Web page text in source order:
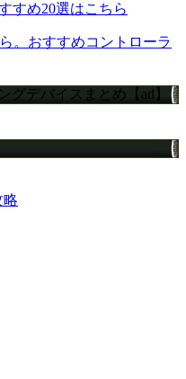
すめ20選はこちら
。おすすめコントローラ
グデバイスまとめ【ad】
略